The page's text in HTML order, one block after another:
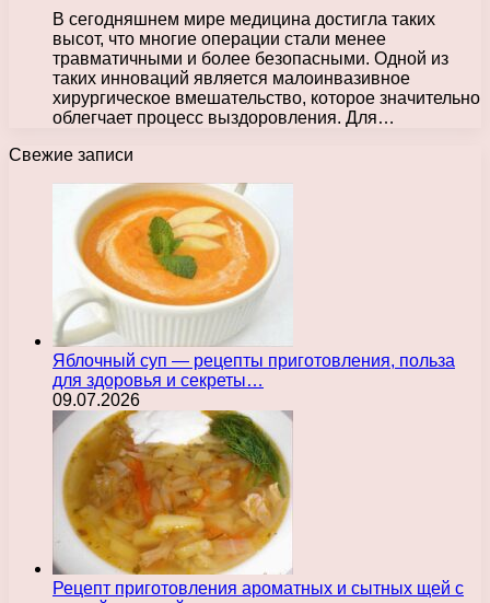
В сегодняшнем мире медицина достигла таких
высот, что многие операции стали менее
травматичными и более безопасными. Одной из
таких инноваций является малоинвазивное
хирургическое вмешательство, которое значительно
облегчает процесс выздоровления. Для…
Свежие записи
Яблочный суп — рецепты приготовления, польза
для здоровья и секреты…
09.07.2026
Рецепт приготовления ароматных и сытных щей с